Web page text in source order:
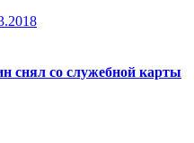
снял со служебной карты